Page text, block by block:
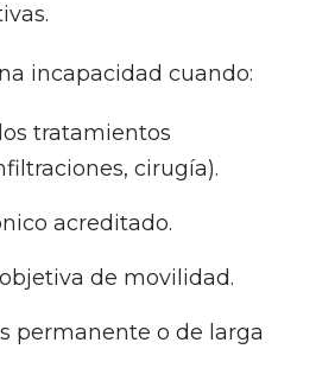
incapacidad cuando:
tratamientos
cirugía).
acreditado.
de movilidad.
permanente o de larga